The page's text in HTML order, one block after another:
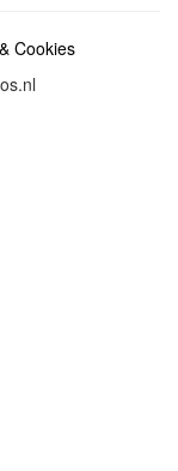
Cookies